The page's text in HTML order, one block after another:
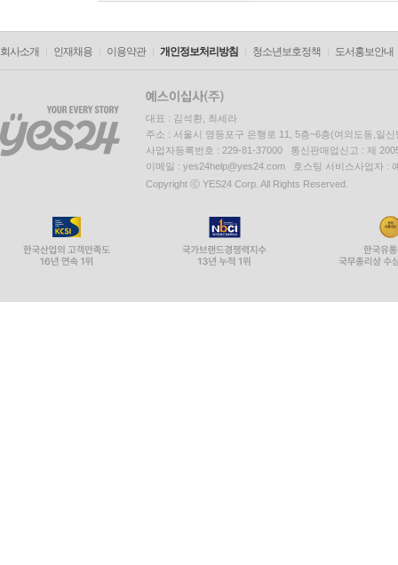
회사소개 인재채용 이용약관 개인정보처리방침 청소년보호정책 도서홍보안내
대표 : 김석환, 최세라
주소 : 서울시 영등포구 은행로 11, 5층~6층(여의도동,일신
사업자등록번호 : 229-81-37000 통신판매업신고 : 제
이메일 : yes24help@yes24.com 호스팅 서비스사업자 :
Copyright ⓒ YES24 Corp. All Rights Reserved.